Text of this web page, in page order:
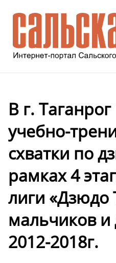
В г.
учебно-
схватки по
рамках 4
лиги «Дзюдо
мальчиков и
2012-2018г.